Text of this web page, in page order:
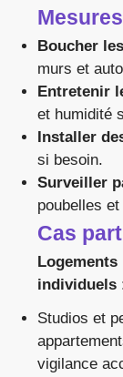
Boucher
murs et
Entretenir
et humidité
Installer
si besoin.
Surveiller
poubelles
Cas
Logements
individuels
Studios et
vigilance